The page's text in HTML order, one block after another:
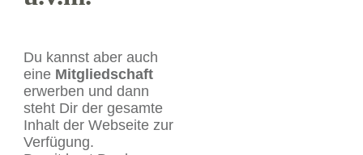
Du kannst aber auch
eine Mitgliedschaft
erwerben und dann
steht Dir der gesamte
Inhalt der Webseite zur
Verfügung.